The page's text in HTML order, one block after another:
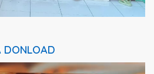
DONLOAD